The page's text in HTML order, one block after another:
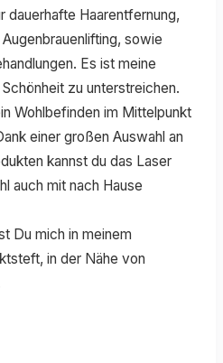
dauerhafte Haarentfernung,
sowie
Es ist meine
zu unterstreichen.
Wohlbefinden im Mittelpunkt
einer großen Auswahl an
kannst du das Laser
auch mit nach Hause
Du mich in meinem
in der Nähe von